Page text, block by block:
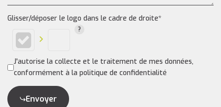
Glisser/déposer le logo dans le cadre de droite*
J'autorise la collecte et le traitement de mes données,
conformément à la politique de confidentialité
Envoyer